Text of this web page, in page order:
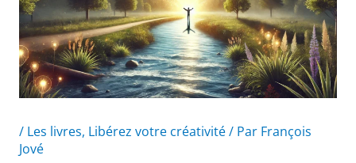
/ Les livres, Libérez votre créativité/ Par François
Jové